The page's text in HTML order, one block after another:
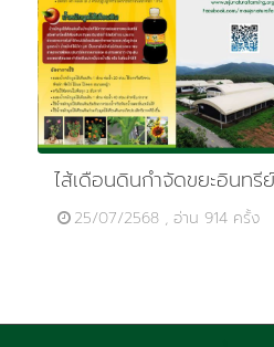
ไส้เดือนดินกำจัดขยะอินทรีย์
25/07/2568 , อ่าน 914 ครั้ง